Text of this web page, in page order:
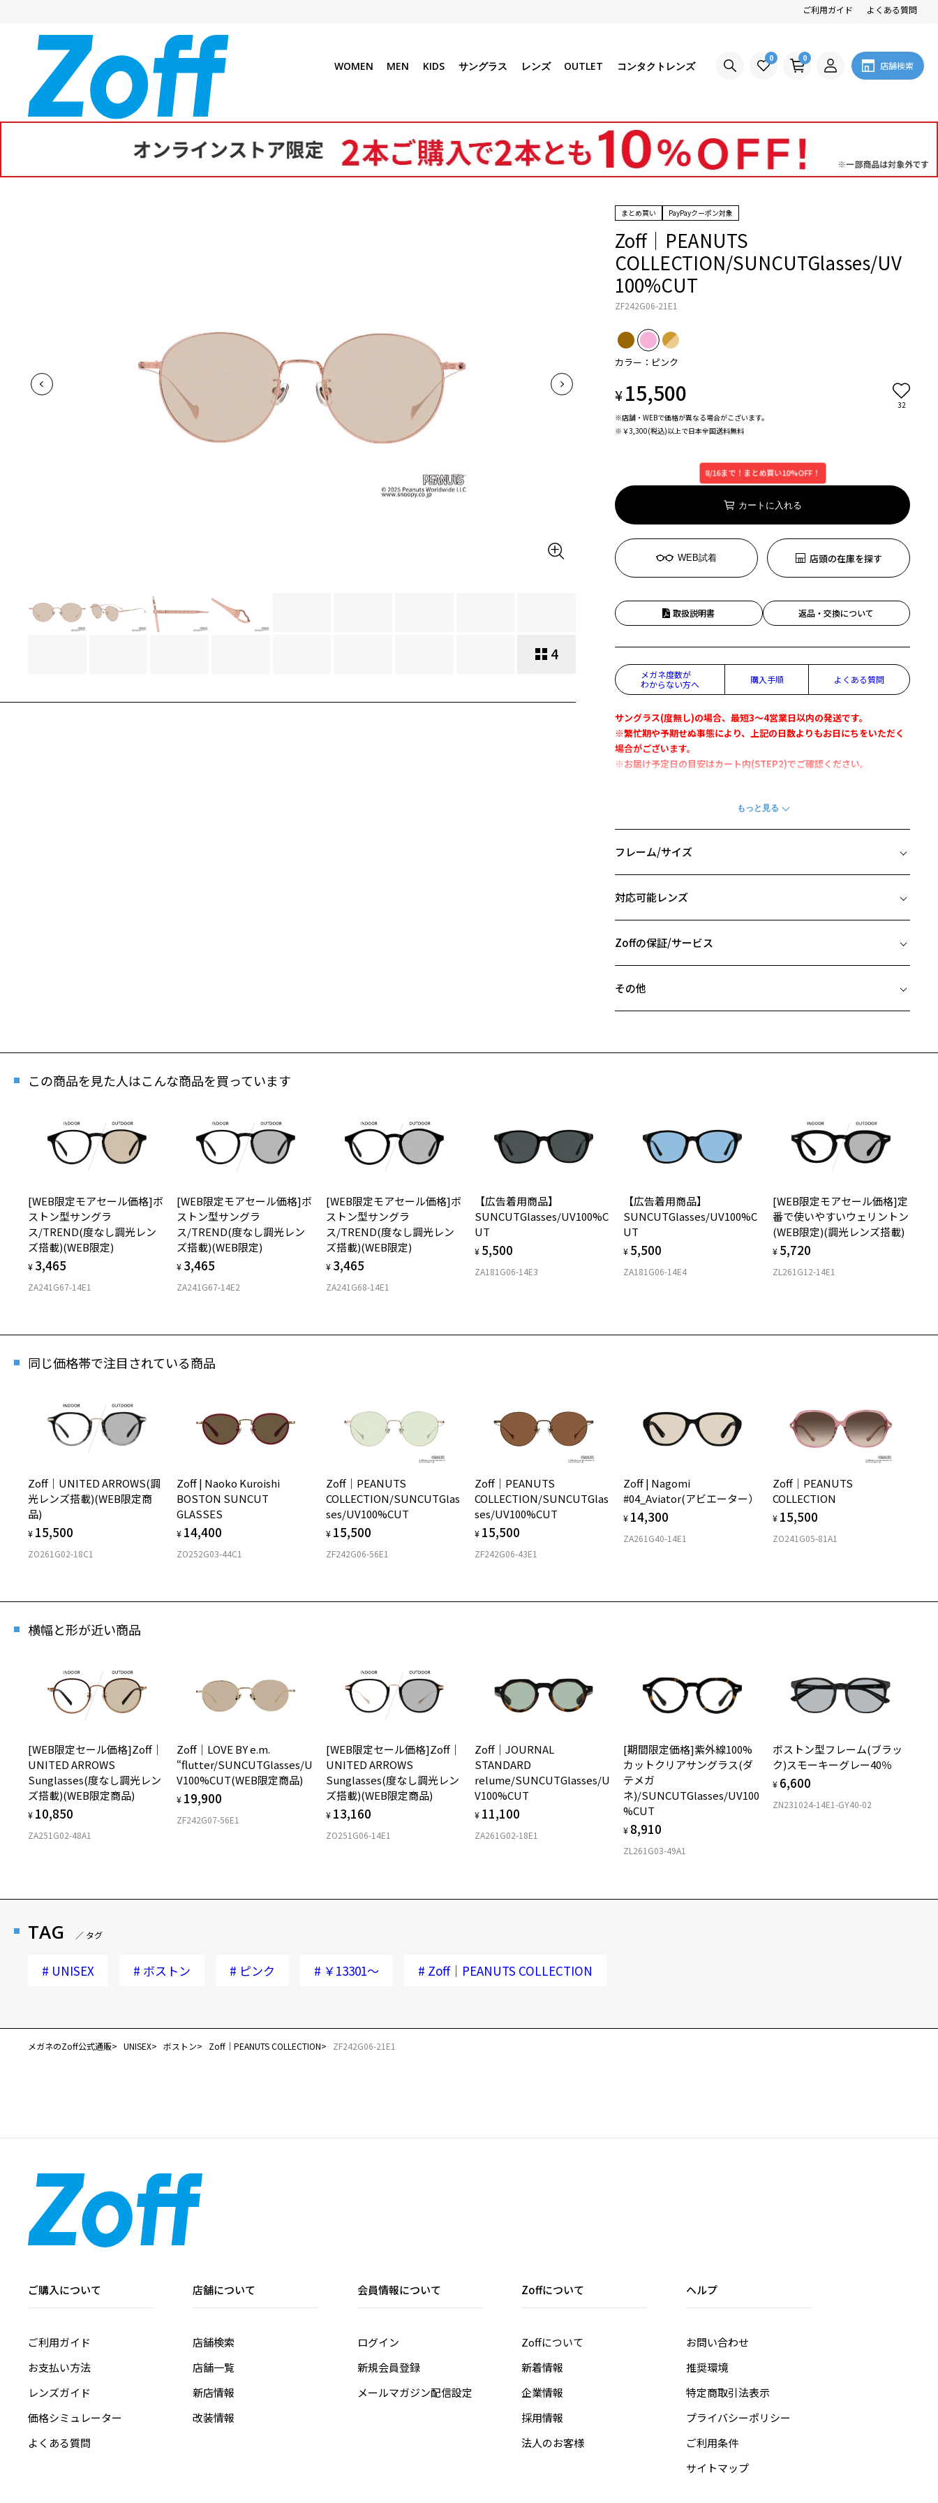
ご利用ガイド よくある質問
WOMEN MEN KIDS サングラス レンズ OUTLET コンタクトレンズ
0 0
店舗検索
4
まとめ買い PayPayクーポン対象
Zoff│PEANUTS
COLLECTION/SUNCUTGlasses/UV
100%CUT
ZF242G06-21E1
カラー：ピンク
¥15,500 32
お気に入りに追加済です。
※店舗・WEBで価格が異なる場合がこざいます。
※￥3,300(税込)以上で日本全国送料無料
8/16まで！まとめ買い10%OFF！
カートに入れる
WEB試着 店頭の在庫を探す
取扱説明書 返品・交換について
メガネ度数が
わからない方へ
購入手順 よくある質問
サングラス(度無し)の場合、最短3～4営業日以内の発送です。
※繁忙期や予期せぬ事態により、上記の日数よりもお日にちをいただく
場合がございます。
※お届け予定日の目安はカート内(STEP2)でご確認ください。
バチ先のスヌーピーシルエットとヨロイからテンプルにかけての肉球が
キュートなサングラス。
イントにおすすめです。
※柄や色味の出方に個体差があり、画像と異なる場合がございます。
＜度付きサングラスに関する注意事項＞
※サングラスの度付きは追加料金がかかります。
レンズオプションでカラーをお選びください。
テンプルの材質：チタン(塗装)
可視光線透過率：51%
紫外線透過率：0.1%以下 (紫外線カット率：99.9%以上)
使用上の注意：高温のところに置いたり、傷をつけるような金属と一緒
にしまわないようご注意下さい。
＜実店舗でサングラスまたはパッケージ商品等のレンズ交換について＞
2024年3月1日から、店頭に商品をお持ち込みいただいて、レンズ交換
をされる場合は、レンズ代金の他に3,300円(税込)の加工賃を追加で頂
ご提示いだければ、初回に限り加工賃はかかりませんので、必ずスタッ
フレーム/サイズ
B ブリッジ(鼻部分)の横幅：19mm
お持ちのZoffメガネサイズを確認するには？
仕上がり寸法
D 仕上がりの横幅：約143mm
E 仕上がりの縦幅：約49mm
※メガネ：デモレンズを外した重さ
ボストン
フロント素材：メタル/β-Ti
対応可能レンズ
フレームとレンズの合計料金を知りたい方へ
Zoffの保証/サービス
安心2 視力測定無料
視力の変化を早めに発見するために、定期的な視力測定をおす
安心3 かかり具合調整無料
フレームの歪みやかかり具合の調整・クリーニングは、全国の
Zoff店舗にていつでも対応いたします。
その他
＜メガネの度数情報がわからない方へ＞
ご購入時に「レンズ交換券」をお選びいただくと、実店舗で度数を測定
のうえ、
度付きレンズ（標準セットレンズ）へ無料交換いただけます。
詳しくはこちら
実店舗で度数を測定いただけます
この商品を見た人はこんな商品を買っています
[WEB限定モアセール価格]ボ
ストン型サングラ
ス/TREND(度なし調光レン
ズ搭載)(WEB限定)
¥ 3,465
ZA241G67-14E1
[WEB限定モアセール価格]ボ
ストン型サングラ
ス/TREND(度なし調光レン
ズ搭載)(WEB限定)
¥ 3,465
ZA241G67-14E2
[WEB限定モアセール価格]ボ
ストン型サングラ
ス/TREND(度なし調光レン
ズ搭載)(WEB限定)
¥ 3,465
ZA241G68-14E1
【広告着用商品】
SUNCUTGlasses/UV100%C
UT
¥ 5,500
ZA181G06-14E3
【広告着用商品】
SUNCUTGlasses/UV100%C
UT
¥ 5,500
ZA181G06-14E4
[WEB限定モアセール価格]定
番で使いやすいウェリントン
(WEB限定)(調光レンズ搭載)
¥ 5,720
ZL261G12-14E1
同じ価格帯で注目されている商品
Zoff｜UNITED ARROWS(調
光レンズ搭載)(WEB限定商
品)
¥ 15,500
ZO261G02-18C1
Zoff | Naoko Kuroishi
BOSTON SUNCUT
GLASSES
¥ 14,400
ZO252G03-44C1
Zoff│PEANUTS
COLLECTION/SUNCUTGlas
ses/UV100%CUT
¥ 15,500
ZF242G06-56E1
Zoff│PEANUTS
COLLECTION/SUNCUTGlas
ses/UV100%CUT
¥ 15,500
ZF242G06-43E1
Zoff | Nagomi
#04_Aviator(アビエーター）
¥ 14,300
ZA261G40-14E1
Zoff│PEANUTS
COLLECTION
¥ 15,500
ZO241G05-81A1
横幅と形が近い商品
[WEB限定セール価格]Zoff｜
UNITED ARROWS
Sunglasses(度なし調光レン
ズ搭載)(WEB限定商品)
¥ 10,850
ZA251G02-48A1
Zoff｜LOVE BY e.m.
“flutter/SUNCUTGlasses/U
V100%CUT(WEB限定商品)
¥ 19,900
ZF242G07-56E1
[WEB限定セール価格]Zoff｜
UNITED ARROWS
Sunglasses(度なし調光レン
ズ搭載)(WEB限定商品)
¥ 13,160
ZO251G06-14E1
Zoff｜JOURNAL
STANDARD
relume/SUNCUTGlasses/U
V100%CUT
¥ 11,100
ZA261G02-18E1
[期間限定価格]紫外線100%
カットクリアサングラス(ダ
テメガ
ネ)/SUNCUTGlasses/UV100
%CUT
¥ 8,910
ZL261G03-49A1
ボストン型フレーム(ブラッ
ク)スモーキーグレー40％
¥ 6,600
ZN231024-14E1-GY40-02
TAG ／ タグ
# UNISEX # ボストン # ピンク # ￥13301～ # Zoff│PEANUTS COLLECTION
メガネのZoff公式通販 UNISEX ボストン Zoff│PEANUTS COLLECTION ZF242G06-21E1
ご購入について
ご利用ガイド
お支払い方法
レンズガイド
価格シミュレーター
よくある質問
店舗について
店舗検索
店舗一覧
新店情報
改装情報
会員情報について
ログイン
新規会員登録
メールマガジン配信設定
Zoffについて
Zoffについて
新着情報
企業情報
採用情報
法人のお客様
ヘルプ
お問い合わせ
推奨環境
特定商取引法表示
プライバシーポリシー
ご利用条件
サイトマップ